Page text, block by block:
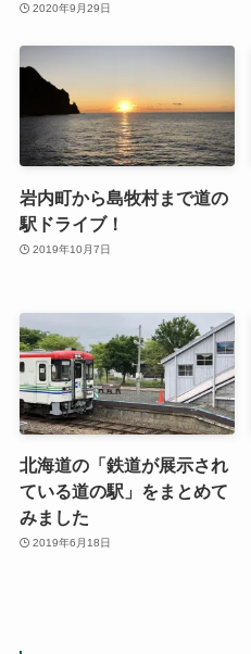
2020年9月29日
岩内町から島牧村まで道の
駅ドライブ！
2019年10月7日
北海道の「鉄道が展示され
ている道の駅」をまとめて
みました
2019年6月18日